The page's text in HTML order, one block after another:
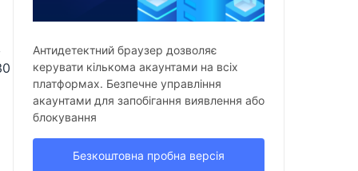
Антидетектний браузер дозволяє
керувати кількома акаунтами на всіх
платформах. Безпечне управління
акаунтами для запобігання виявлення або
блокування
Безкоштовна пробна версія